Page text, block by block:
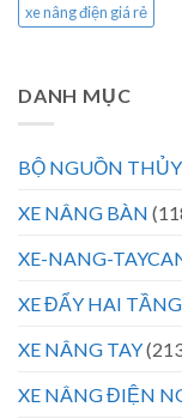
xe nâng điện giá rẻ
DANH MỤC
BỘ NGUỒN
XE NÂNG BÀN
XE-NANG-
XE ĐẨY HAI TẦNG
XE NÂNG TAY
XE NÂNG ĐIỆN